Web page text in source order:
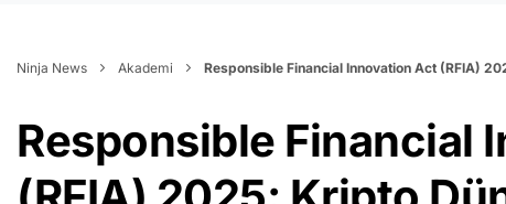
Ninja News Akademi Responsible Financial Innovation Act (RFIA)
Responsible Financial